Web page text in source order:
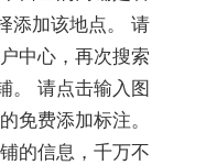
添加该地点。 请
中心，再次搜索
。 请点击输入图
免费添加标注。
的信息，千万不